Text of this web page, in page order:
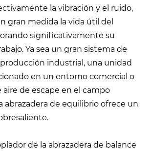
la vibración y el ruido,
gran medida la vida útil del
significativamente su
Ya sea un gran sistema de
industrial, una unidad
en un entorno comercial o
aire de escape en el campo
abrazadera de equilibrio ofrece un
de la abrazadera de balance